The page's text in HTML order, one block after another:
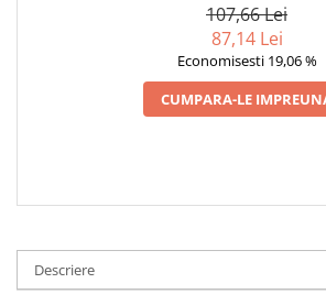
107,66 Lei
87,14 Lei
Economisesti 19,06 %
CUMPARA-LE
Descriere